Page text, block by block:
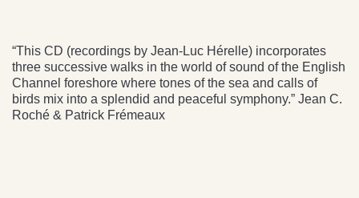
“This CD (recordings by Jean-Luc Hérelle) incorporates
three successive walks in the world of sound of the English
Channel foreshore where tones of the sea and calls of
birds mix into a splendid and peaceful symphony.” Jean C.
Roché & Patrick Frémeaux